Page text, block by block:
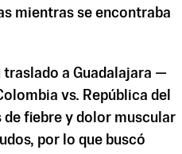
mientras se encontraba
traslado a Guadalajara —
vs. República del
fiebre y dolor muscular
por lo que buscó